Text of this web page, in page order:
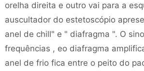
orelha direita e outro vai para a
auscultador do estetoscópio
anel de chill" e " diafragma ". O
frequências , eo diafragma
anel de frio fica entre o peito do